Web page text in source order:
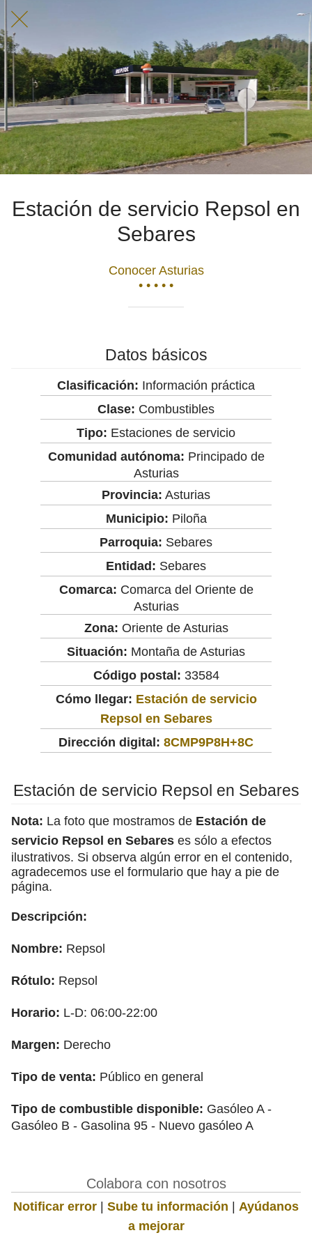
Estación de servicio Repsol en
Sebares
Conocer Asturias
• • • • •
Datos básicos
Clasificación: Información práctica
Clase: Combustibles
Tipo: Estaciones de servicio
Comunidad autónoma: Principado de
Asturias
Provincia: Asturias
Municipio: Piloña
Parroquia: Sebares
Entidad: Sebares
Comarca: Comarca del Oriente de
Asturias
Zona: Oriente de Asturias
Situación: Montaña de Asturias
Código postal: 33584
Cómo llegar: Estación de servicio
Repsol en Sebares
Dirección digital: 8CMP9P8H+8C
Estación de servicio Repsol en Sebares
Nota: La foto que mostramos de Estación de
servicio Repsol en Sebares es sólo a efectos
ilustrativos. Si observa algún error en el contenido,
agradecemos use el formulario que hay a pie de
página.
Descripción:
Nombre: Repsol
Rótulo: Repsol
Horario: L-D: 06:00-22:00
Margen: Derecho
Tipo de venta: Público en general
Tipo de combustible disponible: Gasóleo A -
Gasóleo B - Gasolina 95 - Nuevo gasóleo A
Colabora con nosotros
Notificar error | Sube tu información | Ayúdanos
a mejorar